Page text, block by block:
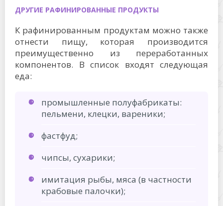
ДРУГИЕ РАФИНИРОВАННЫЕ ПРОДУКТЫ
К рафинированным продуктам можно также
отнести пищу, которая производится
преимущественно из переработанных
компонентов. В список входят следующая
еда:
промышленные полуфабрикаты:
пельмени, клецки, вареники;
фастфуд;
чипсы, сухарики;
имитация рыбы, мяса (в частности
крабовые палочки);